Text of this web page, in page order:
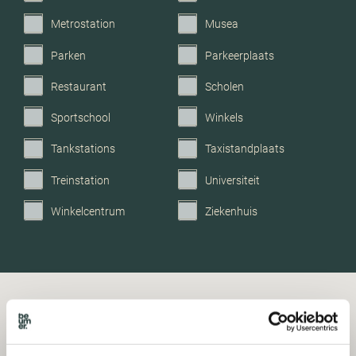
Parkeerfaciliteiten
Garage
Metrostation Musea
Parken Parkeerplaats
Restaurant Scholen
Sportschool Winkels
Tankstations Taxistandplaats
Treinstation Universiteit
Winkelcentrum Ziekenhuis